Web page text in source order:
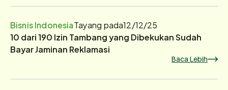
Bisnis IndonesiaTayang pada12/12/25
10 dari 190 Izin Tambang yang Dibekukan Sudah
Bayar Jaminan Reklamasi
Baca Lebih